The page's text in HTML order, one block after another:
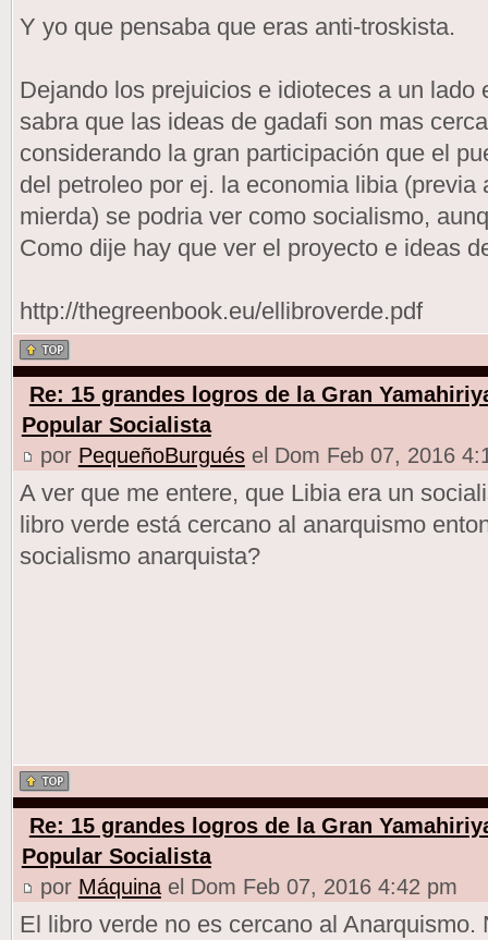
Y yo que pensaba que eras anti-troskista.
Dejando los prejuicios e idioteces a un lado
sabra que las ideas de gadafi son mas
considerando la gran participación que el
del petroleo por ej. la economia libia (previa
mierda) se podria ver como socialismo,
Como dije hay que ver el proyecto e ideas
http://thegreenbook.eu/ellibroverde.pdf
Re: 15 grandes logros de la Gran
Popular Socialista
por PequeñoBurguésel Dom Feb 07, 2016
A ver que me entere, que Libia era un
libro verde está cercano al anarquismo
socialismo anarquista?
Re: 15 grandes logros de la Gran
Popular Socialista
por Máquinael Dom Feb 07, 2016 4:42 pm
El libro verde no es cercano al